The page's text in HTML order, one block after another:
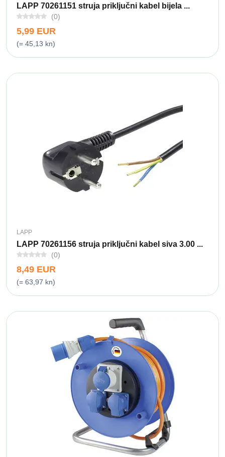
LAPP 70261151 struja priključni kabel bijela ...
(0)
5,99 EUR
(= 45,13 kn)
LAPP
LAPP 70261156 struja priključni kabel siva 3.00 ...
(0)
8,49 EUR
(= 63,97 kn)